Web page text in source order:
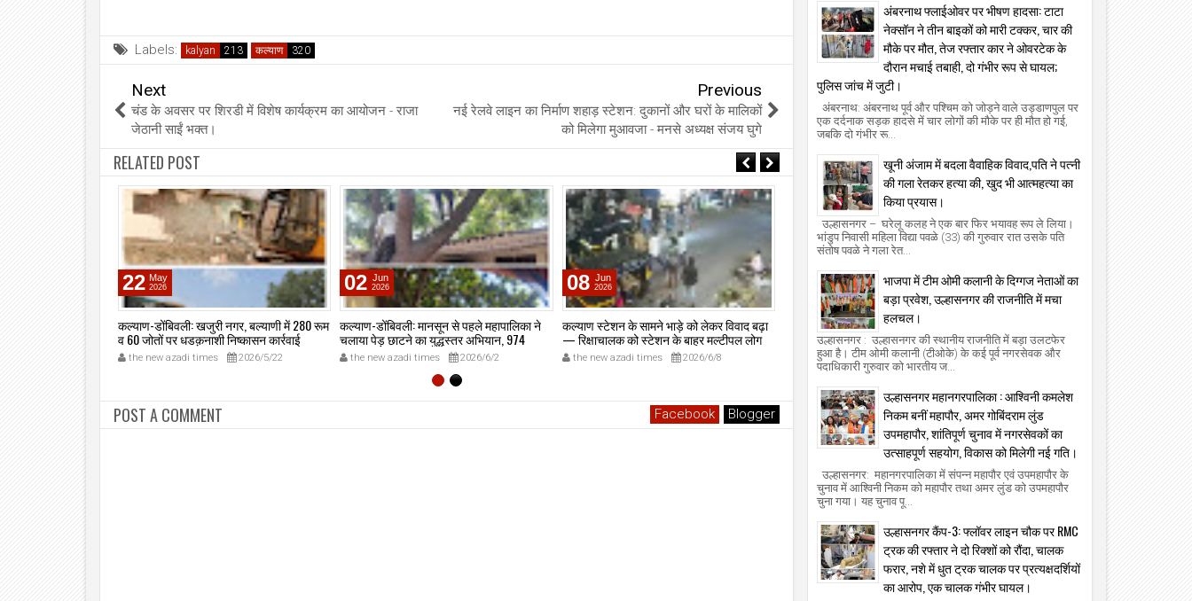
Labels: kalyan कल्याण
Next
चंड के अवसर पर शिरडी में विशेष कार्यक्रम का आयोजन - राजा
जेठानी साईं भक्त।
Previous
नई रेलवे लाइन का निर्माण शहाड़ स्टेशन: दुकानों और घरों के मालिकों
को मिलेगा मुआवजा - मनसे अध्यक्ष संजय घुगे
RELATED POST
22 May
2026
कल्याण-डोंबिवली: खजुरी नगर, बल्याणी में 280 रूम
व 60 जोतों पर धडक़नाशी निष्कासन कार्रवाई
the new azadi times 2026/5/22
02 Jun
2026
कल्याण-डोंबिवली: मानसून से पहले महापालिका ने
चलाया पेड़ छाटने का युद्धस्तर अभियान, 974
खतरनाक पेड़ काटे, 27 पेड़ पूरी तरह हटाए गए —
कल्याण-डोंबिवली महानगर पालिका सक्रिय।
the new azadi times 2026/6/2
08 Jun
2026
कल्याण स्टेशन के सामने भाड़े को लेकर विवाद बढ़ा
— रिक्षाचालक को स्टेशन के बाहर मल्टीपल लोग
घेरकर पीटा; महात्मा फुले थाना पहुंचा, CCTV फुटेज
से पहचान प्रयत्न।
the new azadi times 2026/6/8
Jun
2026
कल्याण पूर्व के आत्माराम नगर में फायरिंग: राहुल वर्मा
गंभीर रूप से घायल, चार जुटाए गए हिरासत में।
the new azadi times 2026/6/11
27 Jun
2026
— सुरक्षा, गुणवत्ता व कार्यान्वयन पर जोर।
the new azadi times
POST A COMMENT Facebook Blogger
अंबरनाथ फ्लाईओवर पर भीषण हादसा: टाटा
नेक्सॉन ने तीन बाइकों को मारी टक्कर, चार की
मौके पर मौत, तेज रफ्तार कार ने ओवरटेक के
दौरान मचाई तबाही, दो गंभीर रूप से घायल;
पुलिस जांच में जुटी।
अंबरनाथ: अंबरनाथ पूर्व और पश्चिम को जोड़ने वाले उड्डाणपुल पर
एक दर्दनाक सड़क हादसे में चार लोगों की मौके पर ही मौत हो गई,
जबकि दो गंभीर रू...
खूनी अंजाम में बदला वैवाहिक विवाद,पति ने पत्नी
की गला रेतकर हत्या की, खुद भी आत्महत्या का
किया प्रयास।
उल्हासनगर – घरेलू कलह ने एक बार फिर भयावह रूप ले लिया।
भांडुप निवासी महिला विद्या पवळे (33) की गुरुवार रात उसके पति
संतोष पवळे ने गला रेत...
भाजपा में टीम ओमी कलानी के दिग्गज नेताओं का
बड़ा प्रवेश, उल्हासनगर की राजनीति में मचा
हलचल।
उल्हासनगर : उल्हासनगर की स्थानीय राजनीति में बड़ा उलटफेर
हुआ है। टीम ओमी कलानी (टीओके) के कई पूर्व नगरसेवक और
पदाधिकारी गुरुवार को भारतीय ज...
उल्हासनगर महानगरपालिका : आश्विनी कमलेश
निकम बनीं महापौर, अमर गोबिंदराम लुंड
उपमहापौर, शांतिपूर्ण चुनाव में नगरसेवकों का
उत्साहपूर्ण सहयोग, विकास को मिलेगी नई गति।
उल्हासनगर: महानगरपालिका में संपन्न महापौर एवं उपमहापौर के
चुनाव में आश्विनी निकम को महापौर तथा अमर लुंड को उपमहापौर
चुना गया। यह चुनाव पू...
उल्हासनगर कैंप-3: फ्लॉवर लाइन चौक पर RMC
ट्रक की रफ्तार ने दो रिक्शों को रौंदा, चालक
फरार, नशे में धुत ट्रक चालक पर प्रत्यक्षदर्शियों
का आरोप, एक चालक गंभीर घायल।